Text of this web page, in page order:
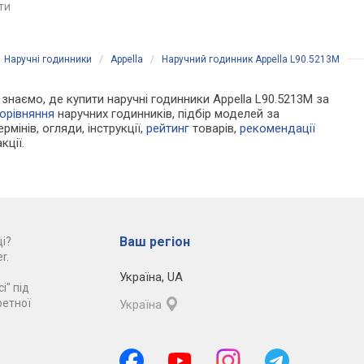
Наручні годинники / Appella / Наручний годинник Appella L90.5213M
де купити наручні годинники Appella L90.5213M за
наручних годинників, підбір моделей за
огляди, інструкції,рейтинг товарів,рекомендації
під
Ваш регіон
Україна, UA
Україна